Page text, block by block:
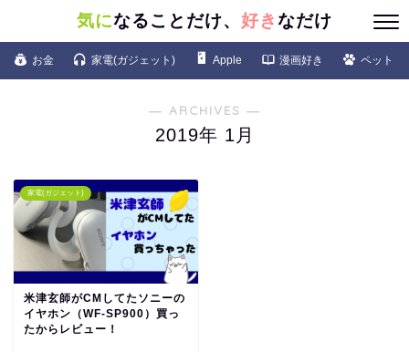
気になることだけ、 好きなだけ
お金 家電(ガジェット) Apple 漫画好き ペット
― ARCHIVES ―
2019年 1月
家電(ガジェット)
米津玄師がCMしてたソニーの
イヤホン（WF-SP900）買っ
たからレビュー！